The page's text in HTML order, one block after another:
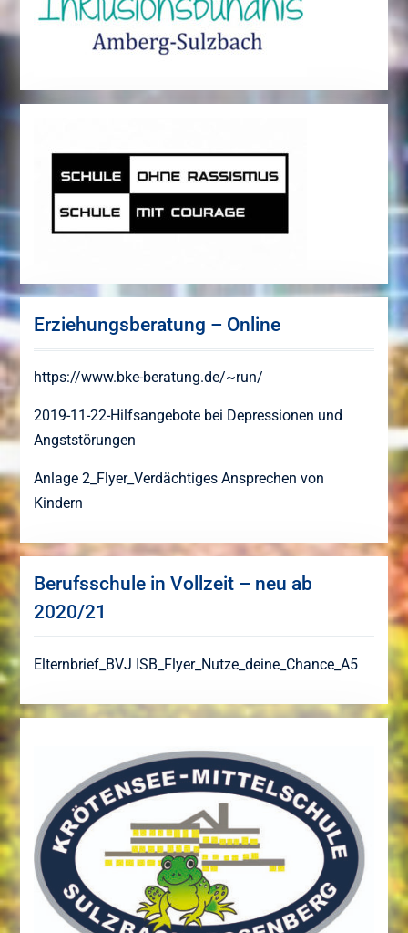
Erziehungsberatung – Online
https://www.bke-beratung.de/~run/
2019-11-22-Hilfsangebote bei Depressionen und
Angststörungen
Anlage 2_Flyer_Verdächtiges Ansprechen von
Kindern
Berufsschule in Vollzeit – neu ab
2020/21
Elternbrief_BVJ ISB_Flyer_Nutze_deine_Chance_A5